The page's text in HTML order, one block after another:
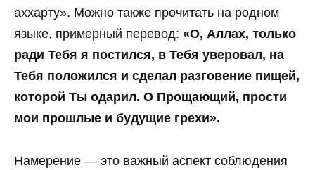
аххарту». Можно также прочитать на родном
языке, примерный перевод: «О, Аллах, только
ради Тебя я постился, в Тебя уверовал, на
Тебя положился и сделал разговение пищей,
которой Ты одарил. О Прощающий, прости
мои прошлые и будущие грехи».
Намерение — это важный аспект соблюдения